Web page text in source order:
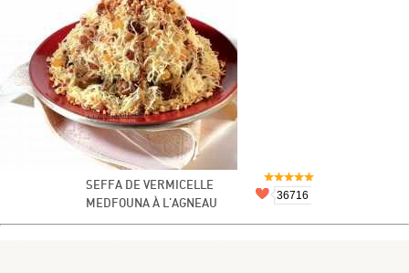
SEFFA DE VERMICELLE
MEDFOUNA À L'AGNEAU
36716